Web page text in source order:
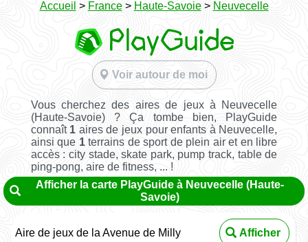
Accueil > France> Haute-Savoie> Neuvecelle
Voir autour de moi
Vous cherchez des aires de jeux à Neuvecelle
(Haute-Savoie) ? Ça tombe bien, PlayGuide
connaît 1 aires de jeux pour enfants à Neuvecelle,
ainsi que 1terrains de sport de plein air et en libre
accès : city stade, skate park, pump track, table de
ping-pong, aire de fitness, ... !
Afficher la carte PlayGuide à Neuvecelle (Haute-
Savoie)
Aire de jeux de la Avenue de Milly Afficher